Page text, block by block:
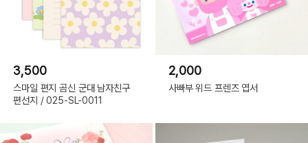
3,500
스마일 편지 곰신 군대 남자친구
편선지 / 025-SL-0011
2,000
사빠부 위드 프렌즈 엽서